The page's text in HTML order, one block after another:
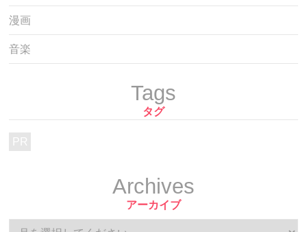
漫画
音楽
Tags
タグ
PR
Archives
アーカイブ